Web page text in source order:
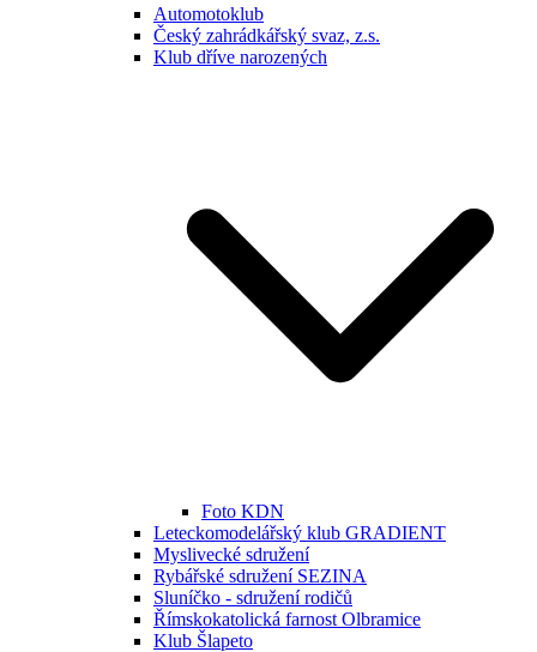
Automotoklub
Český zahrádkářský svaz, z.s.
Klub dříve narozených
Foto KDN
Leteckomodelářský klub GRADIENT
Myslivecké sdružení
Rybářské sdružení SEZINA
Sluníčko - sdružení rodičů
Římskokatolická farnost Olbramice
Klub Šlapeto